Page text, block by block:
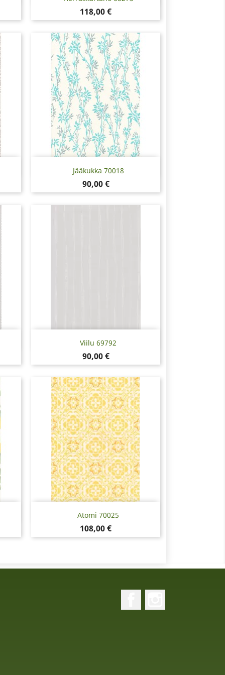
Hinta
118,00 €
Jääkukka 70018
Hinta
90,00 €
Pikakatselu
Viilu 69792
Hinta
90,00 €
Pikakatselu
Atomi 70025
Hinta
108,00 €
Pikakatselu